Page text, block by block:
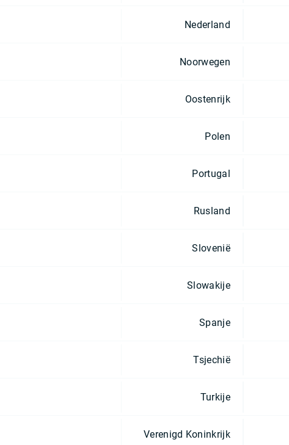
Nederland
Noorwegen
Oostenrijk
Polen
Portugal
Rusland
Slovenië
Slowakije
Spanje
Tsjechië
Turkije
Verenigd Koninkrijk